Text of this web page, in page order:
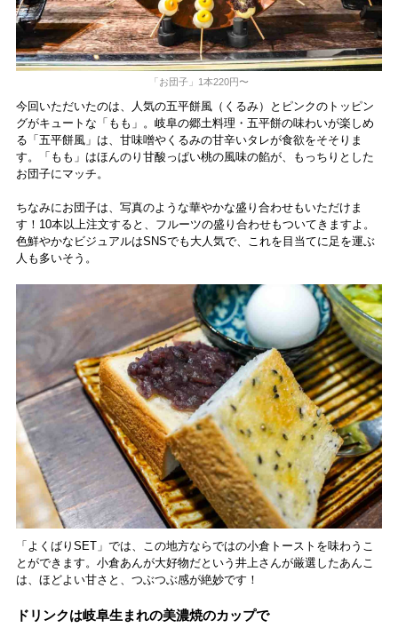
「お団子」1本220円〜
今回いただいたのは、人気の五平餅風（くるみ）とピンクのトッピン
グがキュートな「もも」。岐阜の郷土料理・五平餅の味わいが楽しめ
る「五平餅風」は、甘味噌やくるみの甘辛いタレが食欲をそそりま
す。「もも」はほんのり甘酸っぱい桃の風味の餡が、もっちりとした
お団子にマッチ。
ちなみにお団子は、写真のような華やかな盛り合わせもいただけま
す！10本以上注文すると、フルーツの盛り合わせもついてきますよ。
色鮮やかなビジュアルはSNSでも大人気で、これを目当てに足を運ぶ
人も多いそう。
「よくばりSET」では、この地方ならではの小倉トーストを味わうこ
とができます。小倉あんが大好物だという井上さんが厳選したあんこ
は、ほどよい甘さと、つぶつぶ感が絶妙です！
ドリンクは岐阜生まれの美濃焼のカップで